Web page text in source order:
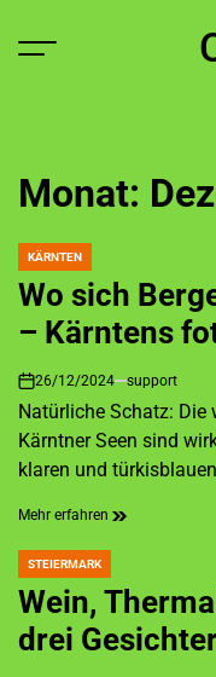
Monat:
POSTED
IN
KÄRNTEN
Wo sich
– Kärntens
on
26/12/2024 support
Natürliche Schatz: Die
Kärntner Seen sind
klaren und
Mehr erfahren
POSTED
IN
STEIERMARK
Wein,
drei